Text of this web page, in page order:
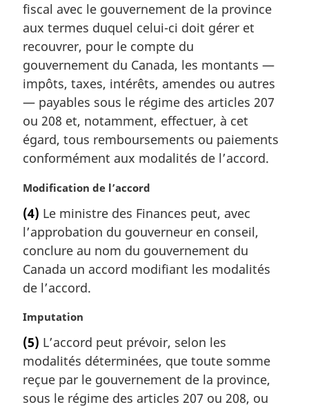
g
i
n
a
l
e
:
fiscal avec le gouvernement de la province
aux termes duquel celui-ci doit gérer et
recouvrer, pour le compte du
gouvernement du Canada, les montants —
impôts, taxes, intérêts, amendes ou autres
— payables sous le régime des articles 207
ou 208 et, notamment, effectuer, à cet
égard, tous remboursements ou paiements
conformément aux modalités de l’accord.
N
t
e
m
a
r
g
n
a
e
:
Modification de l’accord
(4) Le ministre des Finances peut, avec
l’approbation du gouverneur en conseil,
conclure au nom du gouvernement du
Canada un accord modifiant les modalités
de l’accord.
N
t
e
m
a
Imputation
(5) L’accord peut prévoir, selon les
modalités déterminées, que toute somme
reçue par le gouvernement de la province,
sous le régime des articles 207 ou 208, ou